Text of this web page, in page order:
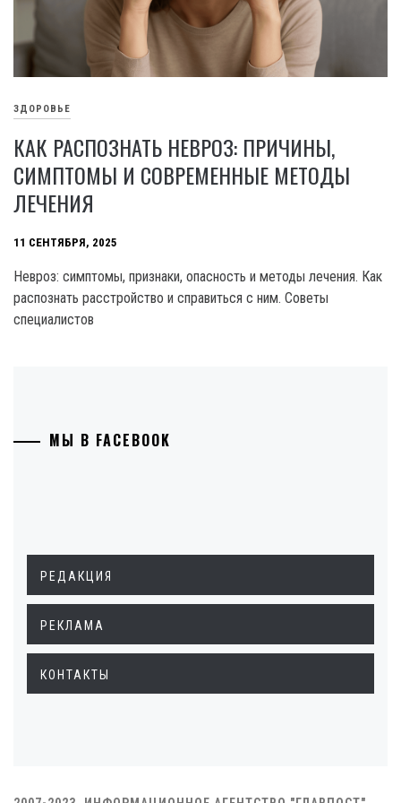
ЗДОРОВЬЕ
КАК РАСПОЗНАТЬ НЕВРОЗ: ПРИЧИНЫ,
СИМПТОМЫ И СОВРЕМЕННЫЕ МЕТОДЫ
ЛЕЧЕНИЯ
11 СЕНТЯБРЯ, 2025
Невроз: симптомы, признаки, опасность и методы лечения. Как
распознать расстройство и справиться с ним. Советы
специалистов
МЫ В FACEBOOK
РЕДАКЦИЯ
РЕКЛАМА
КОНТАКТЫ